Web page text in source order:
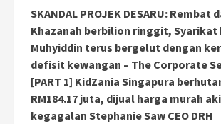
SKANDAL PROJEK DESARU: Rembat
Khazanah berbilion ringgit, Syarikat
Muhyiddin terus bergelut dengan
defisit kewangan – The Corporate
[PART 1] KidZania Singapura
RM184.17 juta, dijual harga murah
kegagalan Stephanie Saw CEO DRH